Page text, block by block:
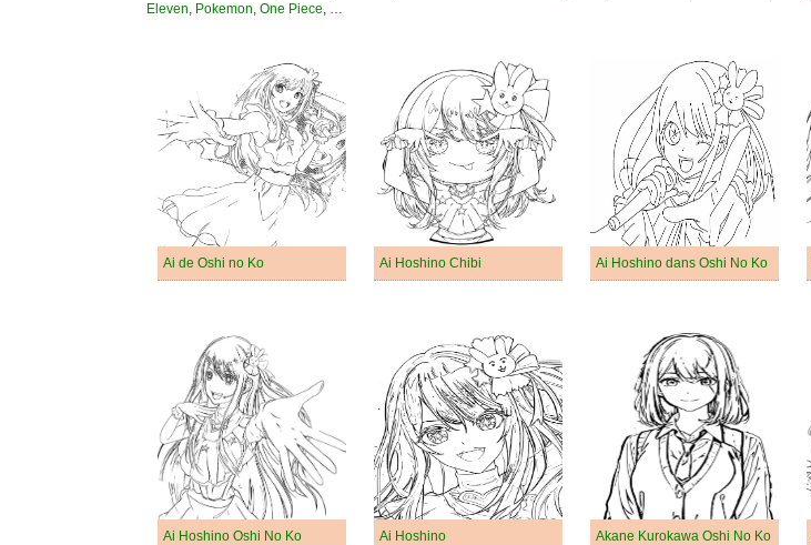
Eleven, Pokemon, One Piece, …
Ai de Oshi no Ko Ai Hoshino Chibi Ai Hoshino dans Oshi No Ko
Ai Hoshino Oshi No Ko Ai Hoshino Akane Kurokawa Oshi No Ko